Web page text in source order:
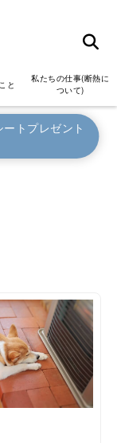
と
私たちの仕事(断熱に
ついて)
トプレゼント